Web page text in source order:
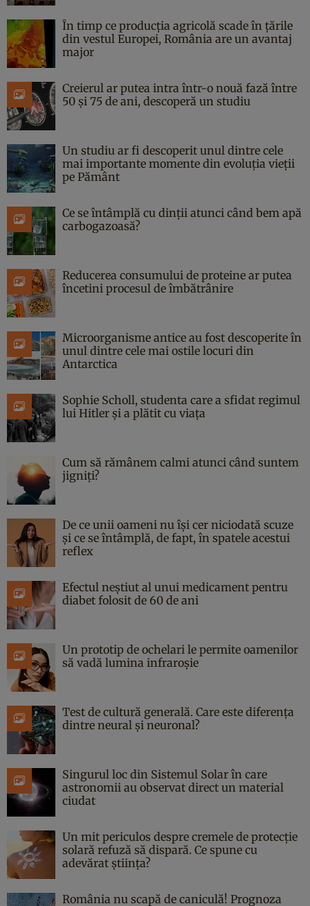
În timp ce producția agricolă scade în țările
din vestul Europei, România are un avantaj
major
Creierul ar putea intra într-o nouă fază între
50 și 75 de ani, descoperă un studiu
Un studiu ar fi descoperit unul dintre cele
mai importante momente din evoluția vieții
pe Pământ
Ce se întâmplă cu dinții atunci când bem apă
carbogazoasă?
Reducerea consumului de proteine ar putea
încetini procesul de îmbătrânire
Microorganisme antice au fost descoperite în
unul dintre cele mai ostile locuri din
Antarctica
Sophie Scholl, studenta care a sfidat regimul
lui Hitler și a plătit cu viața
Cum să rămânem calmi atunci când suntem
jigniți?
De ce unii oameni nu își cer niciodată scuze
și ce se întâmplă, de fapt, în spatele acestui
reflex
Efectul neștiut al unui medicament pentru
diabet folosit de 60 de ani
Un prototip de ochelari le permite oamenilor
să vadă lumina infraroșie
Test de cultură generală. Care este diferența
dintre neural și neuronal?
Singurul loc din Sistemul Solar în care
astronomii au observat direct un material
ciudat
Un mit periculos despre cremele de protecție
solară refuză să dispară. Ce spune cu
adevărat știința?
România nu scapă de caniculă! Prognoza